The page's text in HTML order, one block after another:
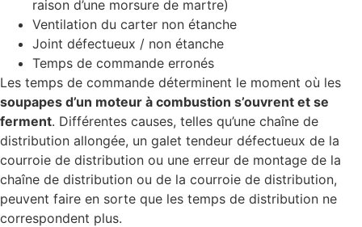
raison d’une morsure de martre)
Ventilation du carter non étanche
Joint défectueux / non étanche
Temps de commande erronés
Les temps de commande déterminent le moment où les
soupapes d’un moteur à combustion s’ouvrent et se
ferment. Différentes causes, telles qu’une chaîne de
distribution allongée, un galet tendeur défectueux de la
courroie de distribution ou une erreur de montage de la
chaîne de distribution ou de la courroie de distribution,
peuvent faire en sorte que les temps de distribution ne
correspondent plus.